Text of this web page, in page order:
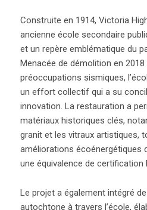
Construite en 1914, Victoria
ancienne école secondaire
et un repère emblématique du
Menacée de démolition en
préoccupations sismiques,
un effort collectif qui a su
innovation. La restauration a
matériaux historiques clés,
granit et les vitraux artistiques,
améliorations écoénergétiques
une équivalence de certification
Le projet a également intégré
autochtone à travers l’école,